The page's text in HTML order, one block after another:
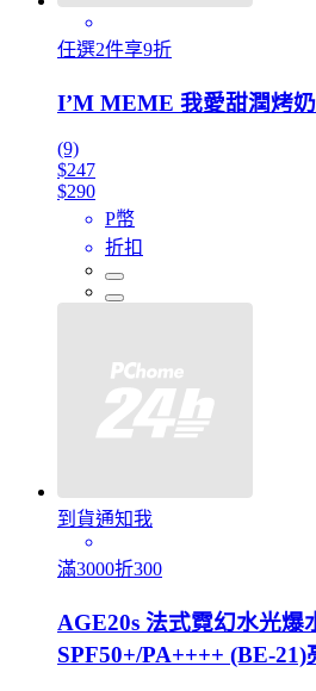
任選2件享9折
I’M MEME 我愛甜潤烤
(9)
$247
$290
P幣
折扣
到貨通知我
滿3000折300
AGE20s 法式霓幻水光爆
SPF50+/PA++++ (BE-21)